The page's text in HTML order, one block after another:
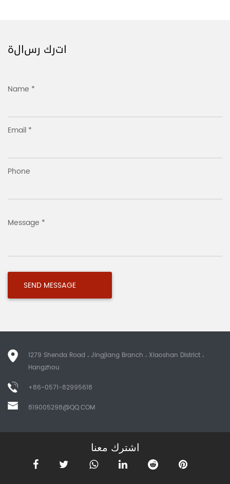
اترك رسالة
Name *
Email *
Phone
Message *
1279 Shenda Road ، Jingjiang Branch ، Xiaoshan District ،
Hangzhou
+86-0571-82995618
819005298@QQ.COM
اشترك معنا